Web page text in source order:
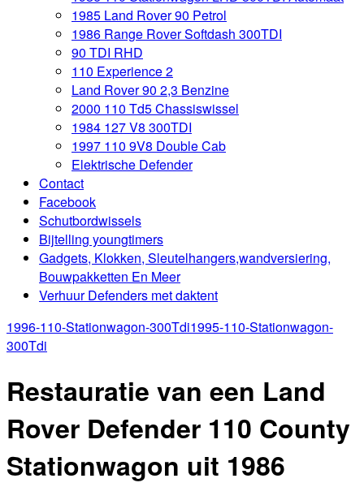
1985 Land Rover 90 Petrol
1986 Range Rover Softdash 300TDI
90 TDI RHD
110 Experience 2
Land Rover 90 2,3 Benzine
2000 110 Td5 Chassiswissel
1984 127 V8 300TDI
1997 110 9V8 Double Cab
Elektrische Defender
Contact
Facebook
Schutbordwissels
Bijtelling youngtimers
Gadgets, Klokken, Sleutelhangers,wandversiering,
Bouwpakketten En Meer
Verhuur Defenders met daktent
1996-110-Stationwagon-300Tdi1995-110-Stationwagon-
300Tdi
Restauratie van een Land
Rover Defender 110 County
Stationwagon uit 1986